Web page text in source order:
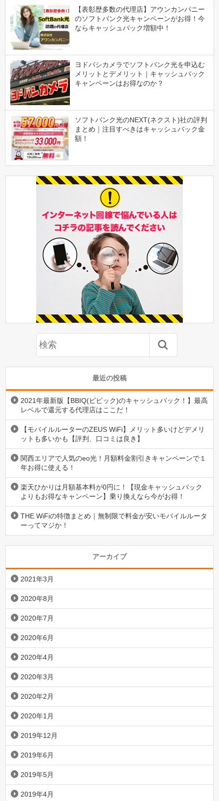
【表彰歴多数の代理店】アウンカンパニー
のソフトバンク光キャンペーンがお得！今
ならキャッシュバック増額中！
ヨドバシカメラでソフトバンク光を申込む
メリットとデメリット｜キャッシュバック
キャンペーンはお得なのか？
ソフトバンク光のNEXT(ネクスト)社の評判
まとめ｜注目すべきはキャッシュバック金
額！
最近の投稿
2021年最新版【BBIQ(ビビック)のキャッシュバック！】最高
レベルで還元する代理店はここだ！
【モバイルルーターのZEUS WiFi】メリット多いけどデメリ
ットも多いかも【評判、口コミは良き】
関西エリアで人気のeo光！月額料金割引きキャンペーンで１
年お得に使える！
楽天ひかりは月額基本料が0円に！【現金キャッシュバック
よりもお得なキャンペーン】乗り換えなら今がお得！
THE WiFiの特徴まとめ｜無制限で料金が安いモバイルルータ
ーってマジか！
アーカイブ
2021年3月
2020年8月
2020年7月
2020年6月
2020年4月
2020年3月
2020年2月
2020年1月
2019年12月
2019年6月
2019年5月
2019年4月